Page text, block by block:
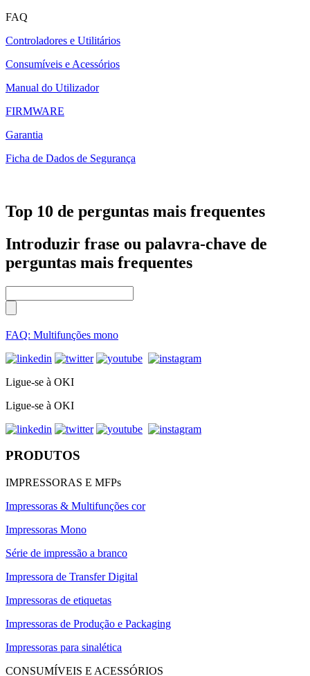
FAQ
Controladores e Utilitários
Consumíveis e Acessórios
Manual do Utilizador
FIRMWARE
Garantia
Ficha de Dados de Segurança
Top 10 de perguntas mais frequentes
Introduzir frase ou palavra-chave de
perguntas mais frequentes
FAQ: Multifunções mono
Ligue-se à OKI
Ligue-se à OKI
PRODUTOS
IMPRESSORAS E MFPs
Impressoras & Multifunções cor
Impressoras Mono
Série de impressão a branco
Impressora de Transfer Digital
Impressoras de etiquetas
Impressoras de Produção e Packaging
Impressoras para sinalética
CONSUMÍVEIS E ACESSÓRIOS